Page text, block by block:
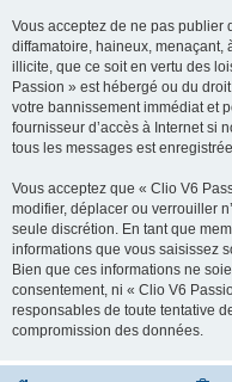
Vous acceptez de ne pas publier
diffamatoire, haineux, menaçant,
illicite, que ce soit en vertu des
Passion » est hébergé ou du
votre bannissement immédiat et
fournisseur d’accès à Internet si
tous les messages est
Vous acceptez que « Clio V6
modifier, déplacer ou verrouiller
seule discrétion. En tant que
informations que vous saisissez
Bien que ces informations ne
consentement, ni « Clio V6
responsables de toute tentative
compromission des données.